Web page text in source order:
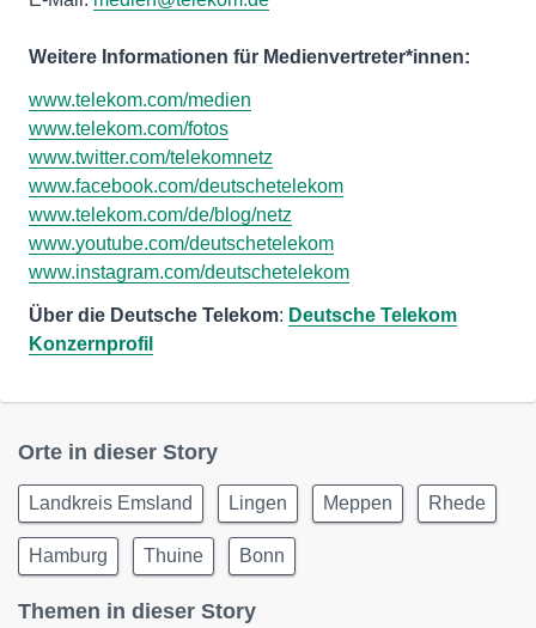
Weitere Informationen für Medienvertreter*innen:
www.telekom.com/medien
www.telekom.com/fotos
www.twitter.com/telekomnetz
www.facebook.com/deutschetelekom
www.telekom.com/de/blog/netz
www.youtube.com/deutschetelekom
www.instagram.com/deutschetelekom
Über die Deutsche Telekom: Deutsche Telekom
Konzernprofil
Orte in dieser Story
Landkreis Emsland Lingen Meppen Rhede
Hamburg Thuine Bonn
Themen in dieser Story